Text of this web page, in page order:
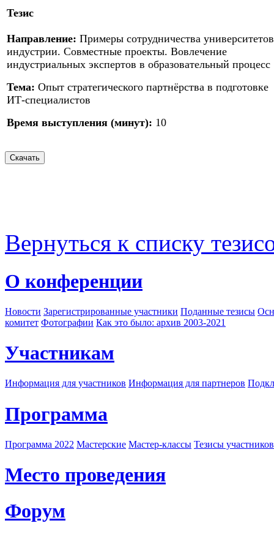
Тезис
Направление: Примеры сотрудничества
индустрии. Совместные проекты. Вовлечение
индустриальных экспертов в образовательный процесс
Тема: Опыт стратегического партнёрства в подготовке
ИТ-специалистов
Время выступления (минут): 10
Вернуться к списку
О конференции
Новости Зарегистрированные участники Поданные тезисы
комитет Фотографии Как это было: архив 2003-2021
Участникам
Информация для участников Информация для партнеров
Программа
Программа 2022 Мастерские Мастер-классы Тезисы
Место проведения
Форум